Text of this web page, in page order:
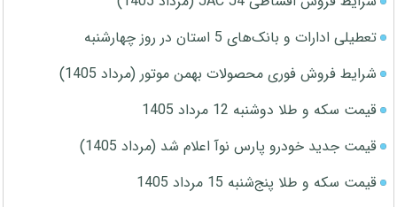
تعطیلی ادارات و بانک‌های 5 استان در روز چهارشنبه
شرایط فروش فوری محصولات بهمن موتور (مرداد 1405)
قیمت سکه و طلا دوشنبه 12 مرداد 1405
قیمت جدید خودرو پارس نوآ اعلام شد (مرداد 1405)
قیمت سکه و طلا پنج‌شنبه 15 مرداد 1405